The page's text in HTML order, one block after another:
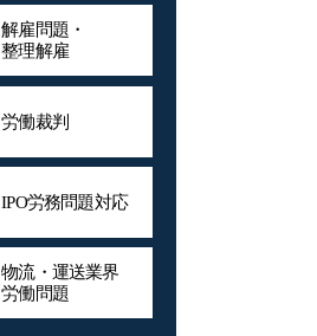
解雇問題・
整理解雇
労働裁判
IPO労務問題対応
物流・運送業界
労働問題